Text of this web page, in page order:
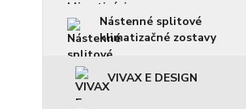
Nástenné splitové
klimatizačné zostavy
VIVAX E DESIGN